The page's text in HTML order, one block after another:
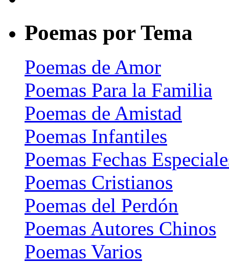
Poemas por Tema
Poemas de Amor
Poemas Para la Familia
Poemas de Amistad
Poemas Infantiles
Poemas Fechas
Poemas Cristianos
Poemas del Perdón
Poemas Autores Chinos
Poemas Varios